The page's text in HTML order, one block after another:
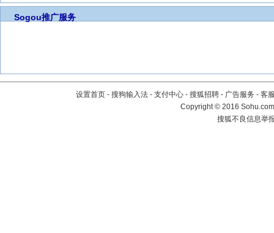
Sogou推广服务
设置首页 - 搜狗输入法 - 支付中心 - 搜狐招聘 - 广告服务 - 客
Copyright©2016
搜狐不良信息举